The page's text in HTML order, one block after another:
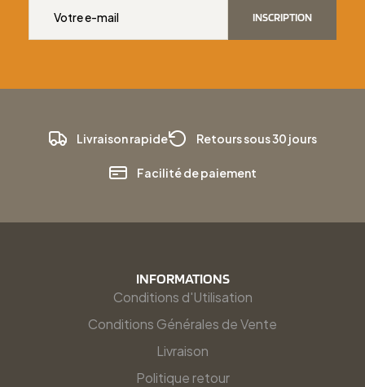
INSCRIPTION
Livraison rapide Retours sous 30 jours
Facilité de paiement
INFORMATIONS
Conditions d'Utilisation
Conditions Générales de Vente
Livraison
Politique retour